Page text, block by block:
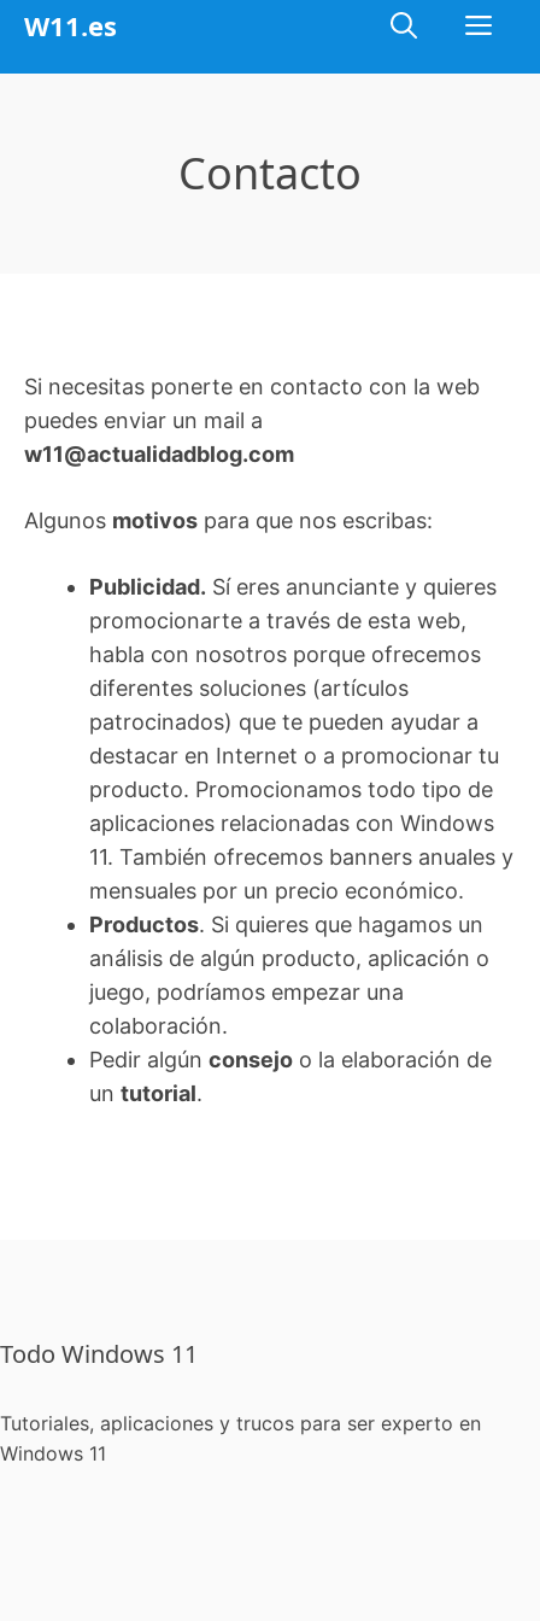
Saltar
W11.es
Contacto
Si necesitas ponerte en contacto con la web
puedes enviar un mail a
w11@actualidadblog.com
Algunos motivos para que nos escribas:
Publicidad. Sí eres anunciante y quieres
promocionarte a través de esta web,
habla con nosotros porque ofrecemos
diferentes soluciones (artículos
patrocinados) que te pueden ayudar a
destacar en Internet o a promocionar tu
producto. Promocionamos todo tipo de
aplicaciones relacionadas con Windows
11. También ofrecemos banners anuales y
mensuales por un precio económico.
Productos. Si quieres que hagamos un
análisis de algún producto, aplicación o
juego, podríamos empezar una
colaboración.
Pedir algún consejo o la elaboración de
un tutorial.
Todo Windows 11
Tutoriales, aplicaciones y trucos para ser experto en
Windows 11